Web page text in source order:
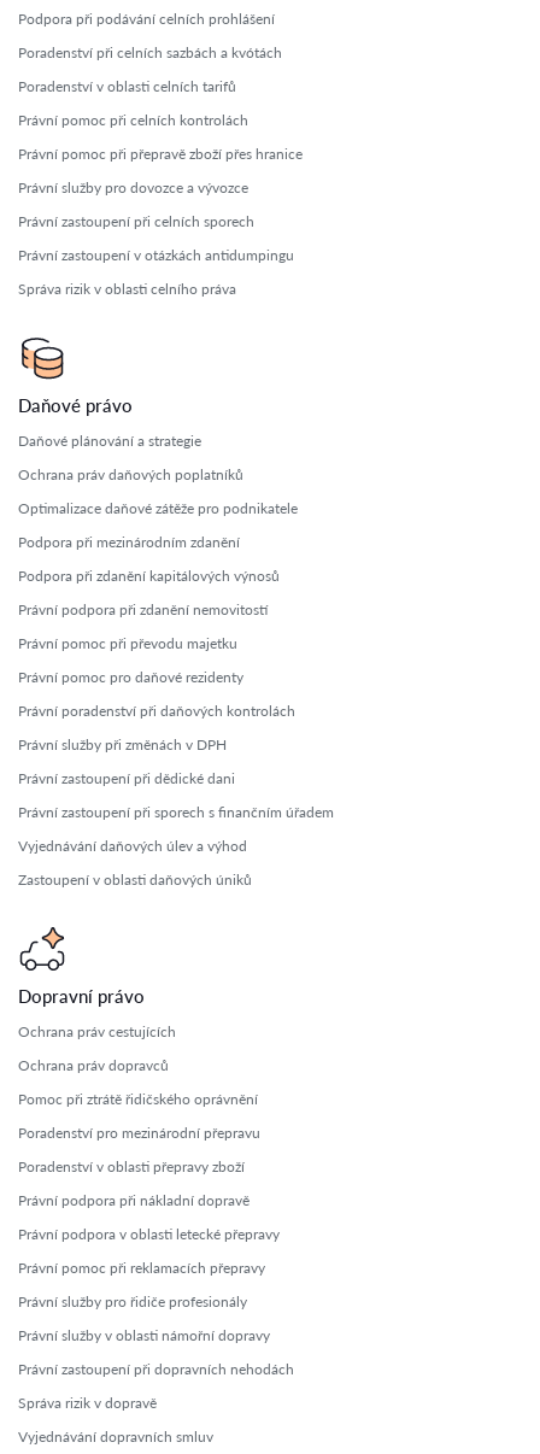
Podpora při podávání celních prohlášení
Poradenství při celních sazbách a kvótách
Poradenství v oblasti celních tarifů
Právní pomoc při celních kontrolách
Právní pomoc při přepravě zboží přes hranice
Právní služby pro dovozce a vývozce
Právní zastoupení při celních sporech
Právní zastoupení v otázkách antidumpingu
Správa rizik v oblasti celního práva
Daňové právo
Daňové plánování a strategie
Ochrana práv daňových poplatníků
Optimalizace daňové zátěže pro podnikatele
Podpora při mezinárodním zdanění
Podpora při zdanění kapitálových výnosů
Právní podpora při zdanění nemovitostí
Právní pomoc při převodu majetku
Právní pomoc pro daňové rezidenty
Právní poradenství při daňových kontrolách
Právní služby při změnách v DPH
Právní zastoupení při dědické dani
Právní zastoupení při sporech s finančním úřadem
Vyjednávání daňových úlev a výhod
Zastoupení v oblasti daňových úniků
Dopravní právo
Ochrana práv cestujících
Ochrana práv dopravců
Pomoc při ztrátě řidičského oprávnění
Poradenství pro mezinárodní přepravu
Poradenství v oblasti přepravy zboží
Právní podpora při nákladní dopravě
Právní podpora v oblasti letecké přepravy
Právní pomoc při reklamacích přepravy
Právní služby pro řidiče profesionály
Právní služby v oblasti námořní dopravy
Právní zastoupení při dopravních nehodách
Správa rizik v dopravě
Vyjednávání dopravních smluv